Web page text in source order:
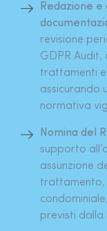
Redazione
revisione
GDPR Audit,
trattamenti e
assicurando
normativa
Nomina del
supporto
assunzione
trattamento,
previsti dalla